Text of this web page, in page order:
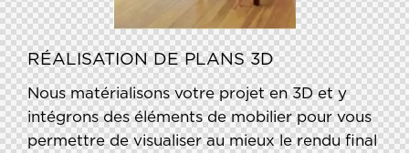
RÉALISATION DE PLANS 3D
Nous matérialisons votre projet en 3D et y
intégrons des éléments de mobilier pour vous
permettre de visualiser au mieux le rendu final